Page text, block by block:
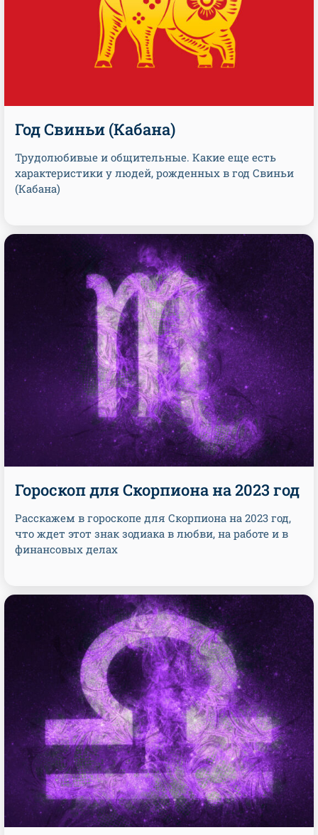
Год Свиньи (Кабана)
Трудолюбивые и общительные. Какие еще есть
характеристики у людей, рожденных в год Свиньи
(Кабана)
Гороскоп для Скорпиона на 2023 год
Расскажем в гороскопе для Скорпиона на 2023 год,
что ждет этот знак зодиака в любви, на работе и в
финансовых делах